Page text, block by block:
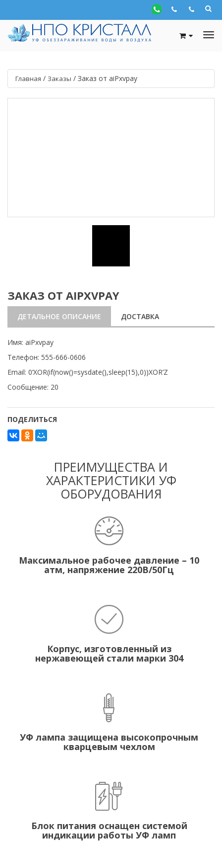
Главная / Заказы / Заказ от aiPxvpay
ЗАКАЗ ОТ AIPXVPAY
ДЕТАЛЬНОЕ ОПИСАНИЕ ДОСТАВКА
Имя: aiPxvpay
Телефон: 555-666-0606
Email: 0’XOR(if(now()=sysdate(),sleep(15),0))XOR’Z
Сообщение: 20
ПОДЕЛИТЬСЯ
ПРЕИМУЩЕСТВА И
ХАРАКТЕРИСТИКИ УФ
ОБОРУДОВАНИЯ
Максимальное рабочее давление – 10
атм, напряжение 220В/50Гц
Корпус, изготовленный из
нержавеющей стали марки 304
УФ лампа защищена высокопрочным
кварцевым чехлом
Блок питания оснащен системой
индикации работы УФ ламп